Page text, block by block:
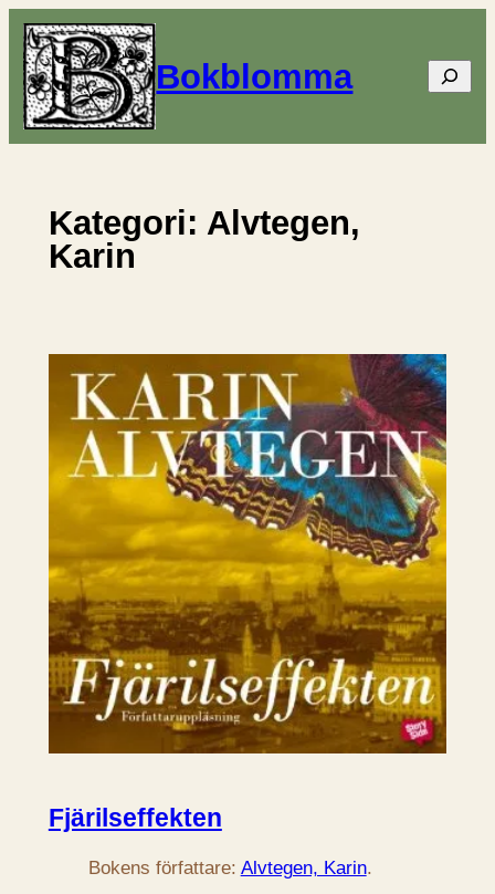
Hoppa
till
innehåll
Bokblomma Sök
Kategori: Alvtegen,
Karin
Fjärilseffekten
Bokens författare: Alvtegen, Karin.